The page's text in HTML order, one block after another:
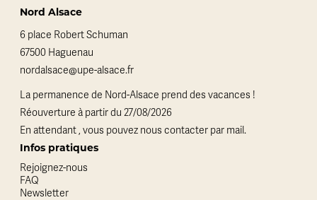
Nord Alsace
6 place Robert Schuman
67500 Haguenau
nordalsace@upe-alsace.fr
La permanence de Nord-Alsace prend des vacances !
Réouverture à partir du 27/08/2026
En attendant , vous pouvez nous contacter par mail.
Infos pratiques
Rejoignez-nous
FAQ
Newsletter